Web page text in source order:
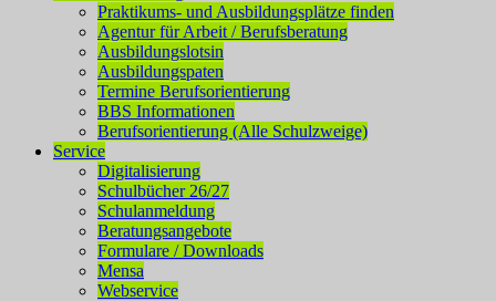
Praktikums- und Ausbildungsplätze finden
Agentur für Arbeit / Berufsberatung
Ausbildungslotsin
Ausbildungspaten
Termine Berufsorientierung
BBS Informationen
Berufsorientierung (Alle Schulzweige)
Service
Digitalisierung
Schulbücher 26/27
Schulanmeldung
Beratungsangebote
Formulare / Downloads
Mensa
Webservice